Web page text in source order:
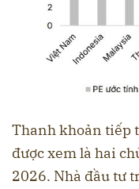
Thanh khoản tiếp
được xem là hai
2026. Nhà đầu tư